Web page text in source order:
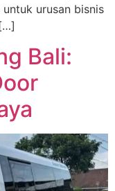
urusan bisnis
Bali: